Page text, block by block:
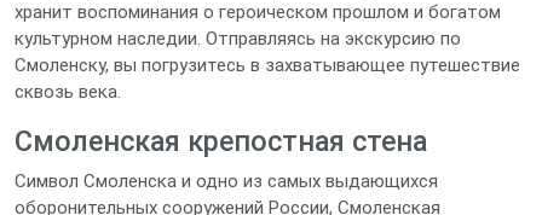
хранит воспоминания о героическом прошлом и богатом
культурном наследии. Отправляясь на экскурсию по
Смоленску, вы погрузитесь в захватывающее путешествие
сквозь века.
Смоленская крепостная стена
Символ Смоленска и одно из самых выдающихся
оборонительных сооружений России, Смоленская